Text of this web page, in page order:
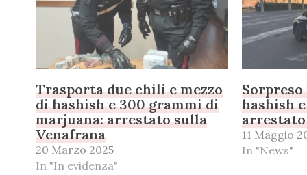
Trasporta due chili e mezzo
di hashish e 300 grammi di
marjuana: arrestato sulla
Venafrana
20 Marzo 2025
In "In evidenza"
Sorpreso
hashish
arrestato
11 Maggio
In "News"